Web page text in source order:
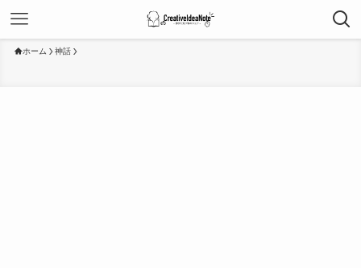
ホーム 神話